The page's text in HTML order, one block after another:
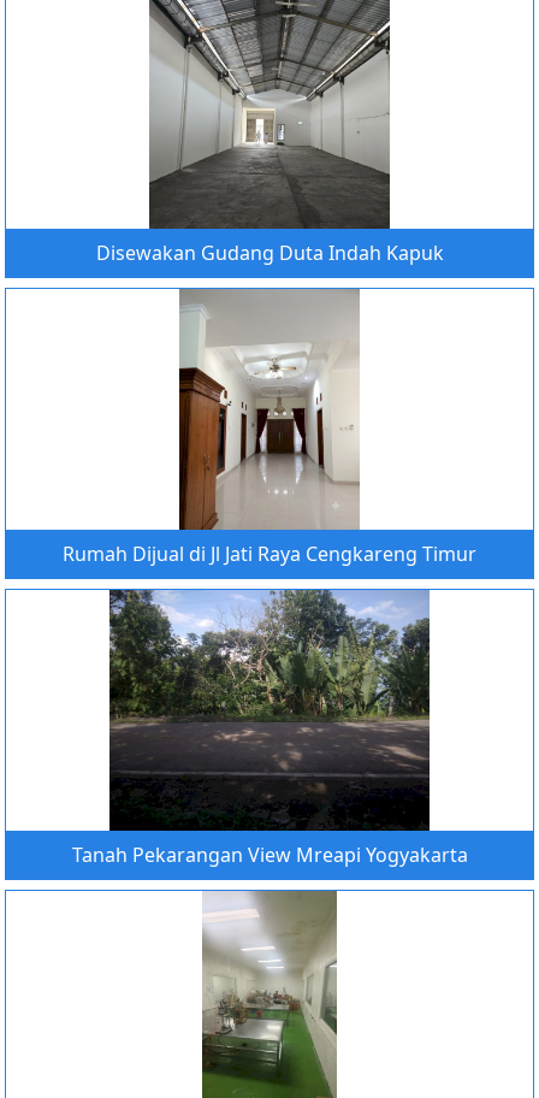
Disewakan Gudang Duta Indah Kapuk
Rumah Dijual di Jl Jati Raya Cengkareng Timur
Tanah Pekarangan View Mreapi Yogyakarta